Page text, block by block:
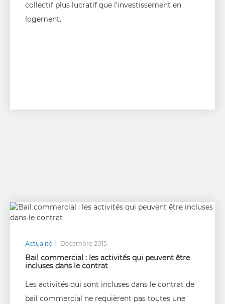
collectif plus lucratif que l'investissement en
logement.
Actualité Décembre 2015
Bail commercial : les activités qui peuvent être
incluses dans le contrat
Les activités qui sont incluses dans le contrat de
bail commercial ne requièrent pas toutes une